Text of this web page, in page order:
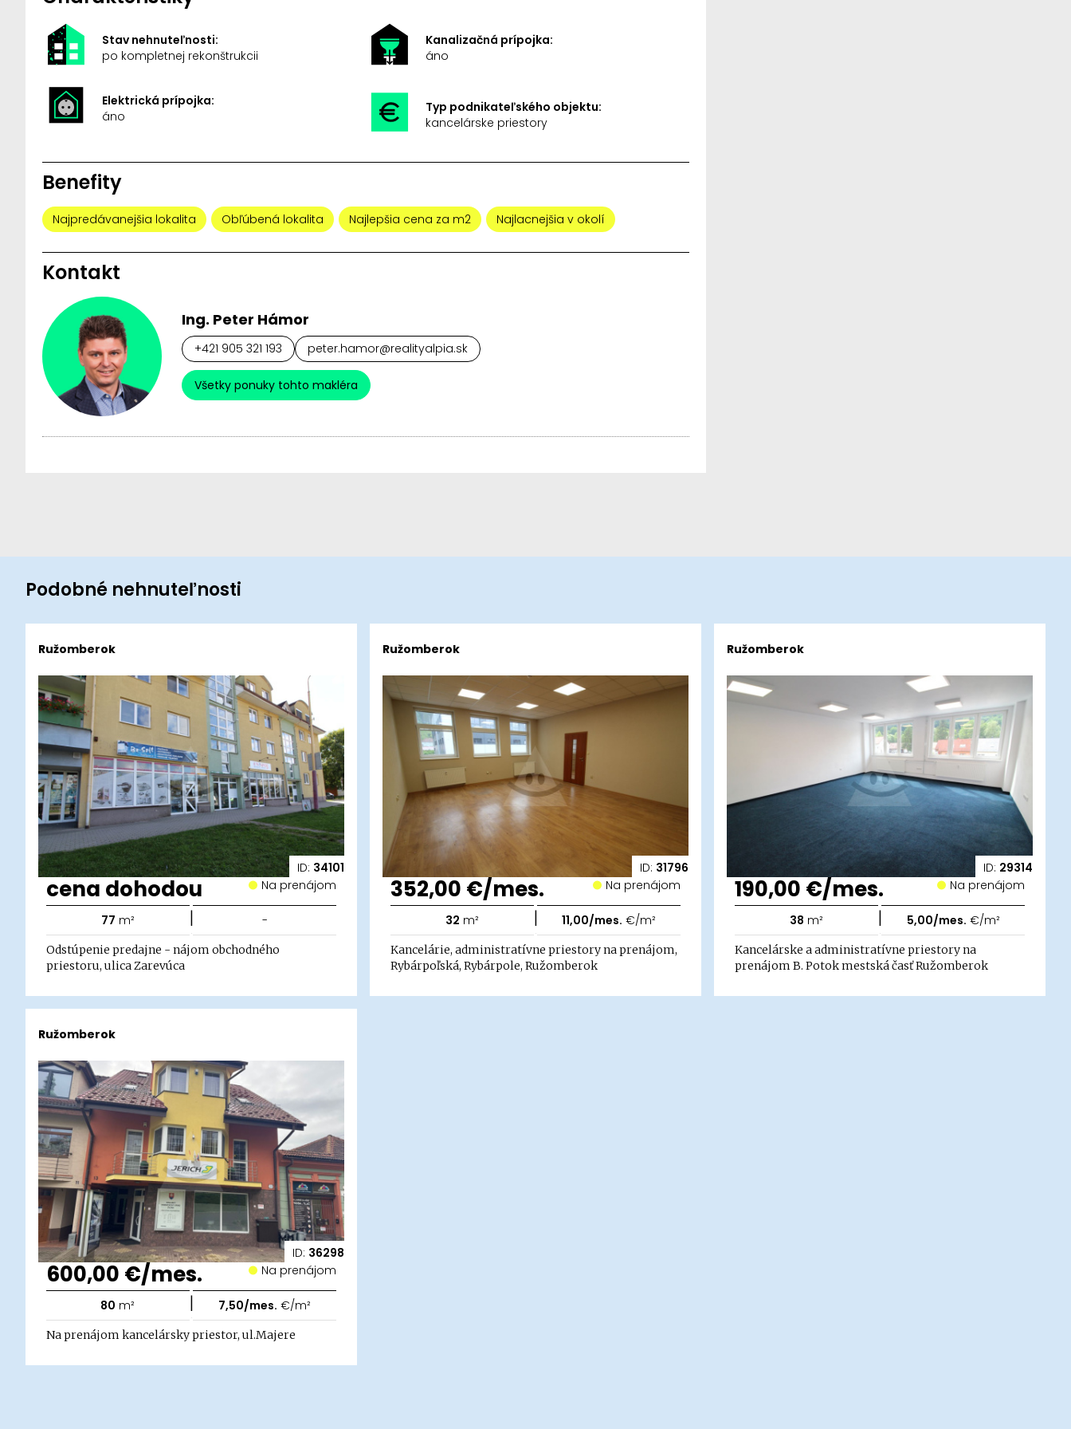
Stav nehnuteľnosti:
po kompletnej rekonštrukcii
Kanalizačná prípojka:
áno
Elektrická prípojka:
áno
Typ podnikateľského objektu:
kancelárske priestory
Benefity
Najpredávanejšia lokalita Obľúbená lokalita Najlepšia cena za m2 Najlacnejšia v okolí
Kontakt
Ing. Peter Hámor
+421 905 321 193 peter.hamor@realityalpia.sk
Všetky ponuky tohto makléra
Podobné nehnuteľnosti
ID: 34101
Ružomberok
cena dohodou Na prenájom
77 m² | -
Odstúpenie predajne - nájom obchodného
priestoru, ulica Zarevúca
ID: 31796
Ružomberok
352,00 €/mes. Na prenájom
32 m² | 11,00/mes. €/m²
Kancelárie, administratívne priestory na prenájom,
Rybárpoľská, Rybárpole, Ružomberok
ID: 29314
Ružomberok
190,00 €/mes. Na prenájom
38 m² | 5,00/mes. €/m²
Kancelárske a administratívne priestory na
prenájom B. Potok mestská časť Ružomberok
ID: 36298
Ružomberok
600,00 €/mes. Na prenájom
80 m² | 7,50/mes. €/m²
Na prenájom kancelársky priestor, ul.Majere